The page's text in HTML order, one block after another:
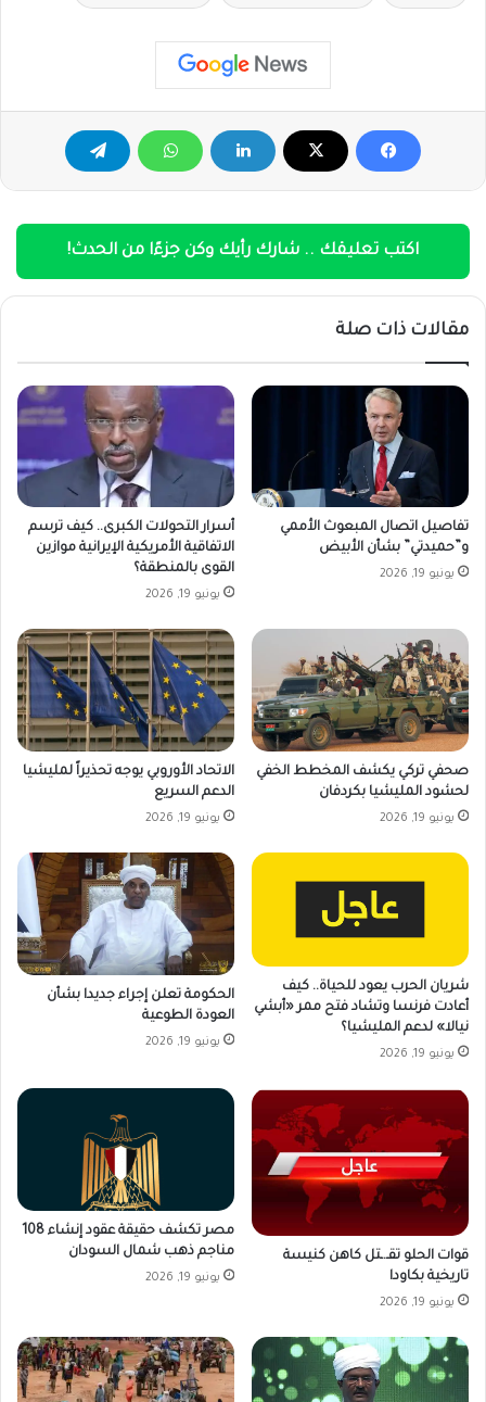
اكتب تعليقك .. شارك رأيك وكن جزءًا من الحدث!
مقالات ذات صلة
تفاصيل اتصال المبعوث الأممي
و”حميدتي” بشأن الأبيض
يونيو 19, 2026
أسرار التحولات الكبرى.. كيف ترسم
الاتفاقية الأمريكية الإيرانية موازين
القوى بالمنطقة؟
يونيو 19, 2026
صحفي تركي يكشف المخطط الخفي
لحشود المليشيا بكردفان
يونيو 19, 2026
الاتحاد الأوروبي يوجه تحذيراً لمليشيا
الدعم السريع
يونيو 19, 2026
شريان الحرب يعود للحياة.. كيف
أعادت فرنسا وتشاد فتح ممر «أبشي
نيالا» لدعم المليشيا؟
يونيو 19, 2026
الحكومة تعلن إجراء جديدا بشأن
العودة الطوعية
يونيو 19, 2026
قوات الحلو تقـ.ـتل كاهن كنيسة
تاريخية بكاودا
يونيو 19, 2026
مصر تكشف حقيقة عقود إنشاء 108
مناجم ذهب شمال السودان
يونيو 19, 2026